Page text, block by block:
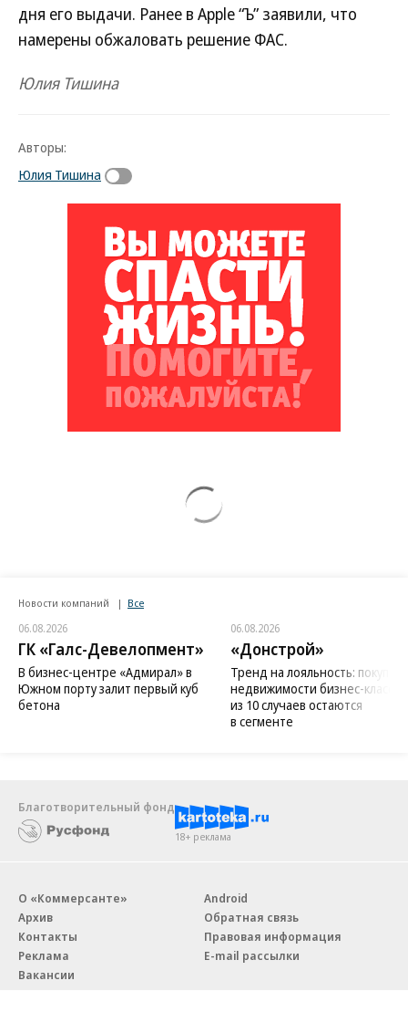
дня его выдачи. Ранее в Apple “Ъ” заявили, что
намерены обжаловать решение ФАС.
Юлия Тишина
Авторы:
Юлия Тишина
Новости компаний Все
06.08.2026
ГК «Галс-Девелопмент»
В бизнес-центре «Адмирал» в
Южном порту залит первый куб
бетона
06.08.2026
«Донстрой»
Тренд на лояльность:
недвижимости бизнес-класса
из 10 случаев остаются
в сегменте
Благотворительный фонд
18+ реклама
О «Коммерсанте»
Архив
Контакты
Реклама
Вакансии
Android
Обратная связь
Правовая информация
E-mail рассылки